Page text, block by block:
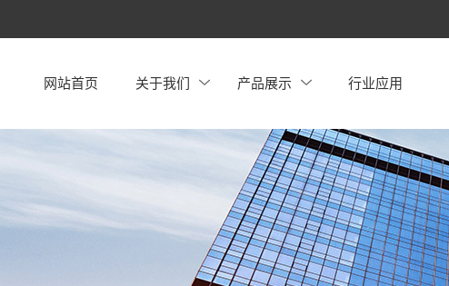
网站首页 关于我们 产品展示 行业应用